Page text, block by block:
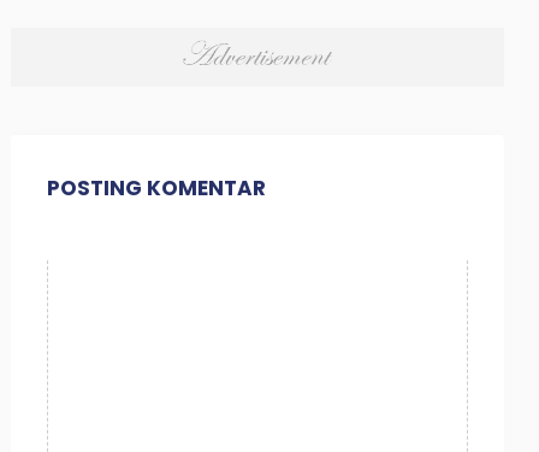
POSTING KOMENTAR